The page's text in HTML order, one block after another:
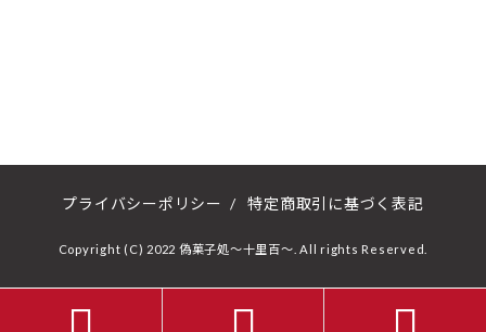
プライバシーポリシー / 特定商取引に基づく表記
Copyright (C) 2022 偽菓子処～十里百～. All rights Reserved.